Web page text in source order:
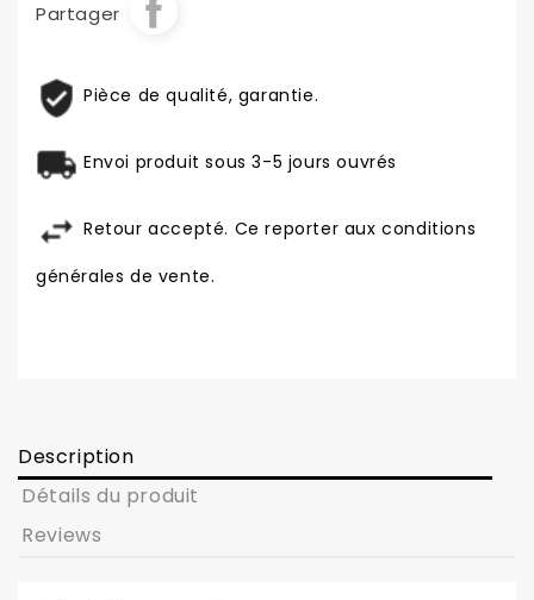
Partager
Pièce de qualité, garantie.
Envoi produit sous 3-5 jours ouvrés
Retour accepté. Ce reporter aux conditions
générales de vente.
Description
Détails du produit
Reviews